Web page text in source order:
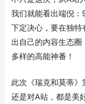
我们就能看出端倪
下定决心，要在独
出自己的内容生态
多样的高能神番！
此次《瑞克和莫蒂
还是对A站，都是美